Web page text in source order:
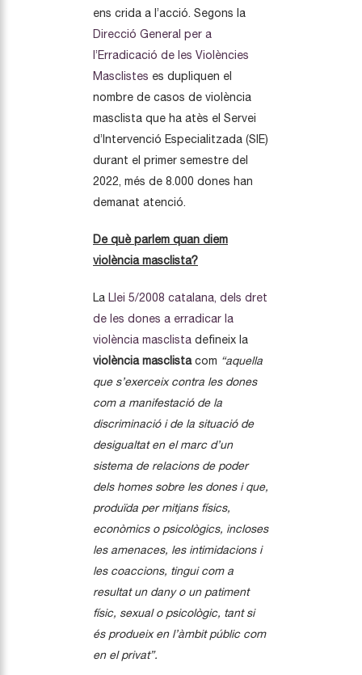
ens crida a l’acció. Segons la
Direcció General per a
l’Erradicació de les Violències
Masclistes es dupliquen el
nombre de casos de violència
masclista que ha atès el Servei
d’Intervenció Especialitzada (SIE)
durant el primer semestre del
2022, més de 8.000 dones han
demanat atenció.
De què parlem quan diem
violència masclista?
La Llei 5/2008 catalana, dels dret
de les dones a erradicar la
violència masclista defineix la
violència masclistacom “aquella
que s’exerceix contra les dones
com a manifestació de la
discriminació i de la situació de
desigualtat en el marc d’un
sistema de relacions de poder
dels homes sobre les dones i que,
produïda per mitjans físics,
econòmics o psicològics, incloses
les amenaces, les intimidacions i
les coaccions, tingui com a
resultat un dany o un patiment
físic, sexual o psicològic, tant si
és produeix en l’àmbit públic com
en el privat”.